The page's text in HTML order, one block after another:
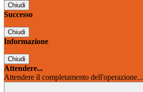
Chiudi
Successo
Chiudi
Informazione
Chiudi
Attendere...
Attendere il completamento dell'operazione...